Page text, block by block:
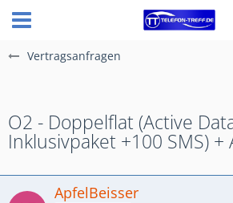
Vertragsanfragen
O2 - Doppelflat (Active
Inklusivpaket +100 SMS) +
ApfelBeisser